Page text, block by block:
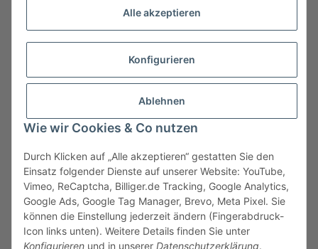
Vertrag widerrufen
Alle akzeptieren
Konfigurieren
Ablehnen
Wie wir Cookies & Co nutzen
Durch Klicken auf „Alle akzeptieren“ gestatten Sie den
Einsatz folgender Dienste auf unserer Website: YouTube,
Vimeo, ReCaptcha, Billiger.de Tracking, Google Analytics,
Google Ads, Google Tag Manager, Brevo, Meta Pixel. Sie
können die Einstellung jederzeit ändern (Fingerabdruck-
Icon links unten). Weitere Details finden Sie unter
Konfigurieren und in unserer Datenschutzerklärung.